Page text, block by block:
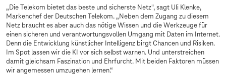
Bitte aktivieren Sie in IhrenEinstellungen„Marketing durch Partner“.
„Die Telekom bietet das beste und sicherste Netz", sagt Uli Klenke,
Markenchef der Deutschen Telekom. „Neben dem Zugang zu diesem
Netz braucht es aber auch das nötige Wissen und die Werkzeuge für
einen sicheren und verantwortungsvollen Umgang mit Daten im Internet.
Denn die Entwicklung künstlicher Intelligenz birgt Chancen und Risiken.
Im Spot lassen wir die KI vor sich selbst warnen. Und unterstreichen
damit gleichsam Faszination und Ehrfurcht. Mit beiden Faktoren müssen
wir angemessen umzugehen lernen.“